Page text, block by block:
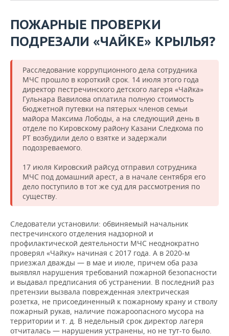
ОТКРЫТАЯ ЛЕКЦИЯ
БАСКЕТБОЛ
ВОЛЕЙБОЛ
КИБЕРСПОРТ
ФИГУРНОЕ КАТАНИЕ
ВОДНЫЕ ВИДЫ СПОРТА
ХОККЕЙ С МЯЧОМ
ИНФРАСТРУКТУРА
ИСТОРИЯ
КУЛЬТУРА
МЕДИЦИНА
ОБРАЗОВАНИЕ
ПРОИСШЕСТВИЯ
СПРАВОЧНИК
СПИСОК ПЕРСОН
СПИСОК КОМПАНИЙ
ПОЛНАЯ ВЕРСИЯ
ПОЖАРНЫЕ ПРОВЕРКИ
ПОДРЕЗАЛИ «ЧАЙКЕ» КРЫЛЬЯ?
Расследование коррупционного дела сотрудника
МЧС прошло в короткий срок. 14 июля этого года
директор пестречинского детского лагеря «Чайка»
Гульнара Вавилова оплатила полную стоимость
бюджетной путевки на пятерых членов семьи
майора Максима Лободы, а на следующий день в
отделе по Кировскому району Казани Следкома по
РТ возбудили дело о взятке и задержали
подозреваемого.
17 июля Кировский райсуд отправил сотрудника
МЧС под домашний арест, а в начале сентября его
дело поступило в тот же суд для рассмотрения по
существу.
Следователи установили: обвиняемый начальник
пестречинского отделения надзорной и
профилактической деятельности МЧС неоднократно
проверял «Чайку» начиная с 2017 года. А в 2020-м
приезжал дважды — в мае и июле, причем оба раза
выявлял нарушения требований пожарной безопасности
и выдавал предписания об устранении. В последний раз
претензии вызвала поврежденная электрическая
розетка, не присоединенный к пожарному крану и стволу
пожарный рукав, наличие пожароопасного мусора на
территории и т. д. В недельный срок директор лагеря
отчиталась — нарушения устранены, но не тут-то было.